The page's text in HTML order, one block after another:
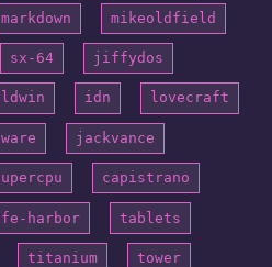
markdown mikeoldfield
sx-64 jiffydos
idn lovecraft
jackvance
capistrano
harbor tablets
titanium tower